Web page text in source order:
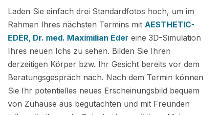
Laden Sie einfach drei Standardfotos hoch, um im
Rahmen Ihres nächsten Termins mit AESTHETIC-
EDER, Dr. med. Maximilian Eder eine 3D-Simulation
Ihres neuen Ichs zu sehen. Bilden Sie Ihren
derzeitigen Körper bzw. Ihr Gesicht bereits vor dem
Beratungsgespräch nach. Nach dem Termin können
Sie Ihr potentielles neues Erscheinungsbild bequem
von Zuhause aus begutachten und mit Freunden